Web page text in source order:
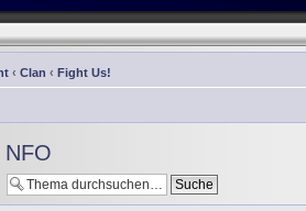
‹ Clan ‹ Fight Us!
NFO